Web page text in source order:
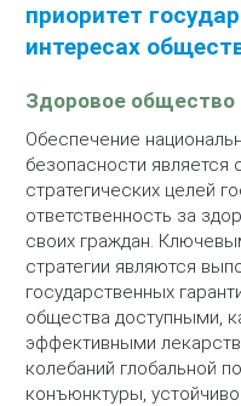
приоритет
интересах
Здоровое общество
Обеспечение
безопасности является
стратегических целей
ответственность за
своих граждан.
стратегии являются
государственных
общества доступными,
эффективными
колебаний глобальной
конъюнктуры,